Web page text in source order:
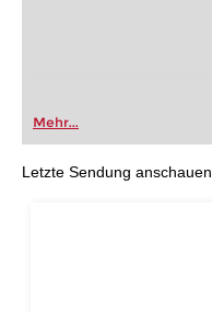
Mehr...
Letzte Sendung anschauen